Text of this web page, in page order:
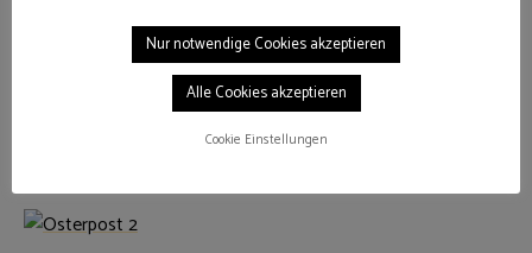
Kücken nicht in die Brief passen, hab ich noch Eierwärmer
und die dazu passenden Osterkarten gebastelt.
Nur notwendige Cookies akzeptieren
Alle Cookies akzeptieren
Cookie Einstellungen